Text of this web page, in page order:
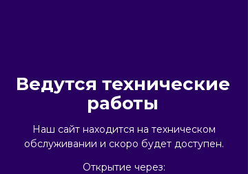
Ведутся технические
работы
Наш сайт находится на техническом
обслуживании и скоро будет доступен.
Открытие через: